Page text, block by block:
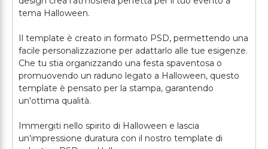
tema Halloween.
Il template è creato in formato PSD, permettendo una
facile personalizzazione per adattarlo alle tue esigenze.
Che tu stia organizzando una festa spaventosa o
promuovendo un raduno legato a Halloween, questo
template è pensato per la stampa, garantendo
un'ottima qualità.
Immergiti nello spirito di Halloween e lascia
un'impressione duratura con il nostro template di